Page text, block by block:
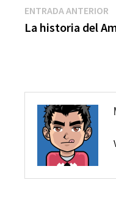
Navegación
de
ENTRADA ANTERIOR
La historia del